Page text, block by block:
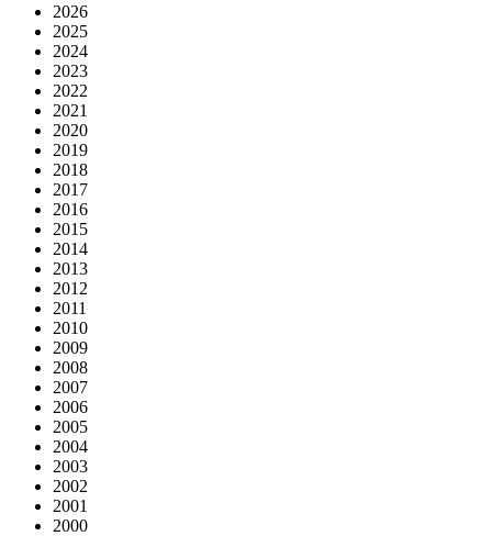
2026
2025
2024
2023
2022
2021
2020
2019
2018
2017
2016
2015
2014
2013
2012
2011
2010
2009
2008
2007
2006
2005
2004
2003
2002
2001
2000